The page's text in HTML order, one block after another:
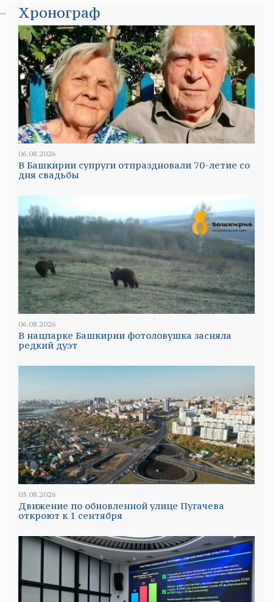
Хронограф
06.08.2026
В Башкирии супруги отпраздновали 70-летие со
дня свадьбы
06.08.2026
В нацпарке Башкирии фотоловушка засняла
редкий дуэт
05.08.2026
Движение по обновленной улице Пугачева
откроют к 1 сентября